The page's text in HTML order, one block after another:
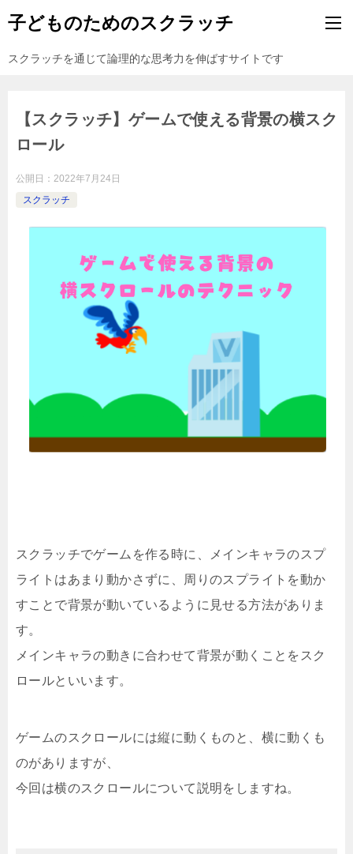
子どものためのスクラッチ
スクラッチを通じて論理的な思考力を伸ばすサイトです
【スクラッチ】ゲームで使える背景の横スク
ロール
公開日： 2022年7月24日
スクラッチ
スクラッチでゲームを作る時に、メインキャラのスプ
ライトはあまり動かさずに、周りのスプライトを動か
すことで背景が動いているように見せる方法がありま
す。
メインキャラの動きに合わせて背景が動くことをスク
ロールといいます。
ゲームのスクロールには縦に動くものと、横に動くも
のがありますが、
今回は横のスクロールについて説明をしますね。